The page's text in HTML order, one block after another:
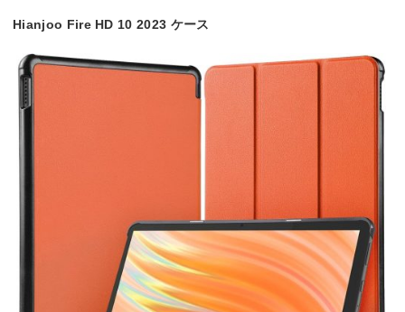
Hianjoo Fire HD 10 2023 ケース